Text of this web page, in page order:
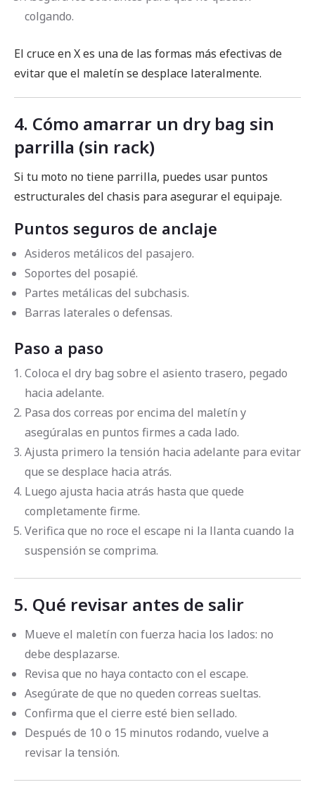
colgando.
El cruce en X es una de las formas más efectivas de
evitar que el maletín se desplace lateralmente.
4. Cómo amarrar un dry bag sin
parrilla (sin rack)
Si tu moto no tiene parrilla, puedes usar puntos
estructurales del chasis para asegurar el equipaje.
Puntos seguros de anclaje
Asideros metálicos del pasajero.
Soportes del posapié.
Partes metálicas del subchasis.
Barras laterales o defensas.
Paso a paso
Coloca el dry bag sobre el asiento trasero, pegado
hacia adelante.
Pasa dos correas por encima del maletín y
asegúralas en puntos firmes a cada lado.
Ajusta primero la tensión hacia adelante para evitar
que se desplace hacia atrás.
Luego ajusta hacia atrás hasta que quede
completamente firme.
Verifica que no roce el escape ni la llanta cuando la
suspensión se comprima.
5. Qué revisar antes de salir
Mueve el maletín con fuerza hacia los lados: no
debe desplazarse.
Revisa que no haya contacto con el escape.
Asegúrate de que no queden correas sueltas.
Confirma que el cierre esté bien sellado.
Después de 10 o 15 minutos rodando, vuelve a
revisar la tensión.